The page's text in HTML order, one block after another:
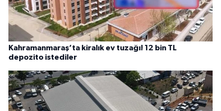
Kahramanmaraş’ta kiralık ev tuzağı! 12 bin TL
depozito istediler